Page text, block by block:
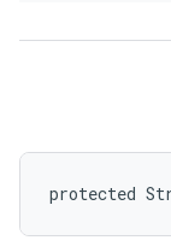
protected